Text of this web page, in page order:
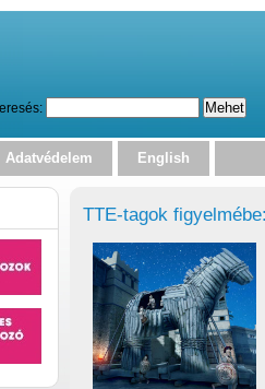
Adatvédelem English
TTE-tagok figyelmébe: